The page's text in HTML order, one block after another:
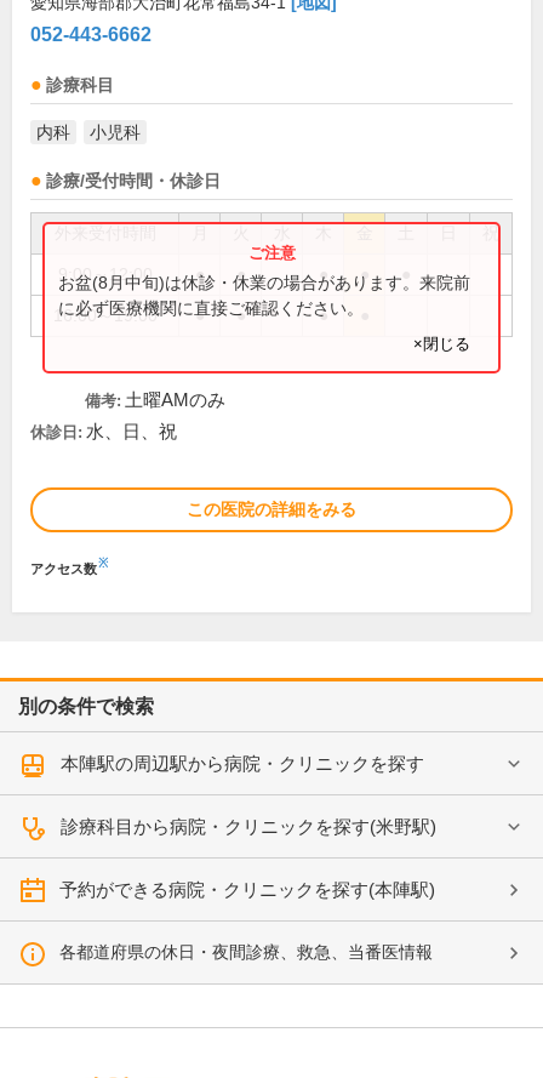
052-443-6662
診療科目
内科 小児科
診療/受付時間・休診日
祝
9:00～12:00 ● ● ● ●
16:00～19:00 ● ● ●
お盆(8月中旬)は休診・休業の場合があります。来院前
に必ず医療機関に直接ご確認ください。
×閉じる
備考: 土曜AMのみ
休診日: 水、日、祝
この医院の詳細をみる
アクセス数※
別の条件で検索
本陣駅の周辺駅から病院・クリニックを探す
診療科目から病院・クリニックを探す(米野駅)
予約ができる病院・クリニックを探す(本陣駅)
各都道府県の休日・夜間診療、救急、当番医情報